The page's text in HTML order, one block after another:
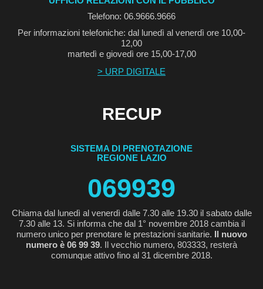
Telefono: 06.9666.9666
Per informazioni telefoniche: dal lunedì al venerdì ore 10,00-
12,00
martedì e giovedì ore 15,00-17,00
> URP DIGITALE
RECUP
SISTEMA DI PRENOTAZIONE
REGIONE LAZIO
069939
Chiama dal lunedì al venerdì dalle 7.30 alle 19.30 il sabato dalle
7.30 alle 13. Si informa che dal 1° novembre 2018 cambia il
numero unico per prenotare le prestazioni sanitarie. Il nuovo
numero è 06 99 39. Il vecchio numero, 803333, resterà
comunque attivo fino al 31 dicembre 2018.